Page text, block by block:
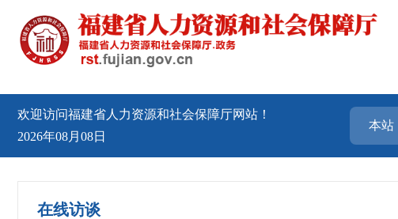
欢迎访问福建省人力资源和社会保障厅网站！
2026年08月08日
在线访谈